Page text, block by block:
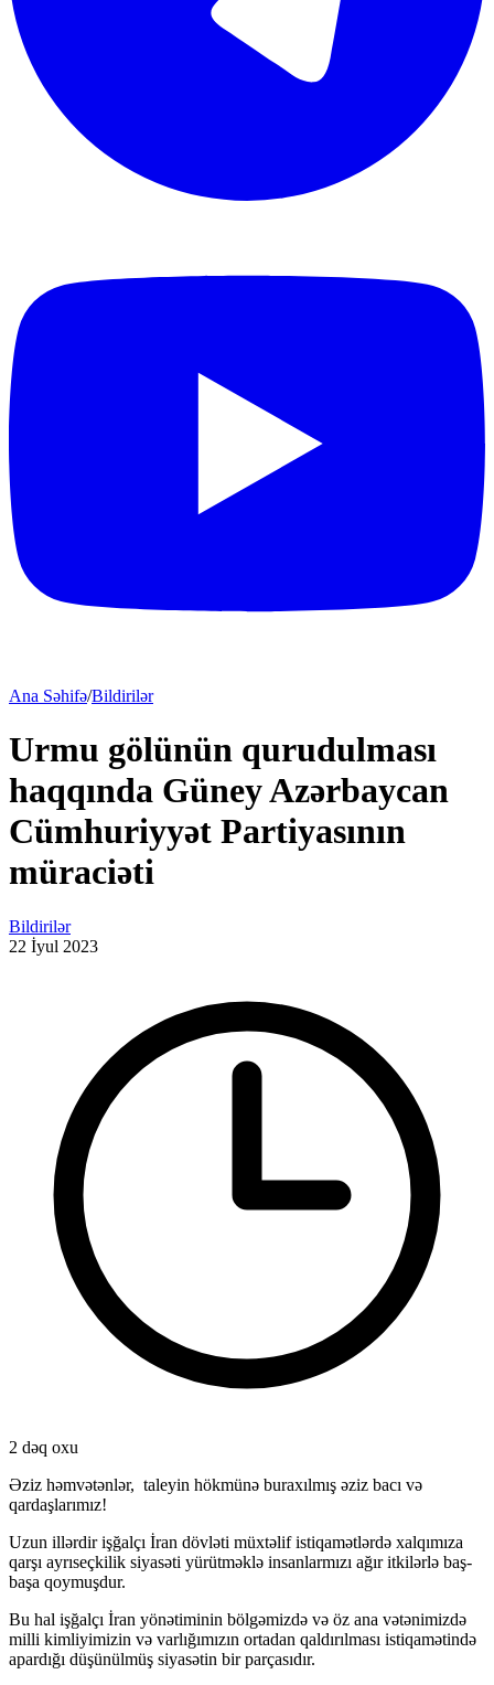
Ana Səhifə/Bildirilər
Urmu gölünün qurudulması
haqqında Güney Azərbaycan
Cümhuriyyət Partiyasının
müraciəti
Bildirilər
22 İyul 2023
2 dəq oxu
Əziz həmvətənlər, taleyin hökmünə buraxılmış əziz bacı və
qardaşlarımız!
Uzun illərdir işğalçı İran dövləti müxtəlif istiqamətlərdə xalqımıza
qarşı ayrıseçkilik siyasəti yürütməklə insanlarmızı ağır itkilərlə baş-
başa qoymuşdur.
Bu hal işğalçı İran yönətiminin bölgəmizdə və öz ana vətənimizdə
milli kimliyimizin və varlığımızın ortadan qaldırılması istiqamətində
apardığı düşünülmüş siyasətin bir parçasıdır.